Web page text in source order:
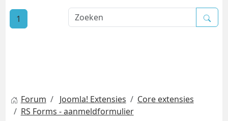
1
Forum Joomla! Extensies
Core extensies
RS Forms - aanmeldformulier